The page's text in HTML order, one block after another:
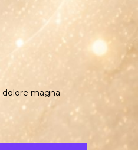
magna